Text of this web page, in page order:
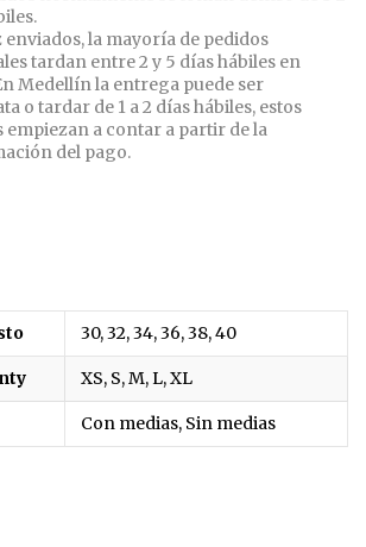
enviados, la mayoría de pedidos
tardan entre 2 y 5 días hábiles en
Medellín la entrega puede ser
o tardar de 1 a 2 días hábiles, estos
empiezan a contar a partir de la
del pago.
30, 32, 34, 36, 38, 40
XS, S, M, L, XL
Con medias, Sin medias